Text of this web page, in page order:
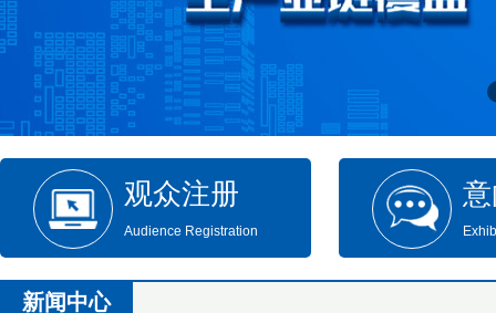
观众注册
Audience Registration
新闻中心